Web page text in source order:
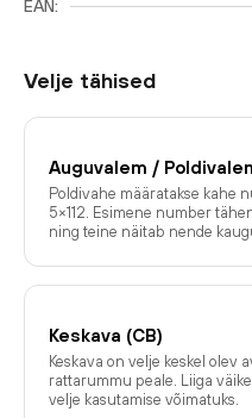
EAN:
Velje tähised
Auguvalem /
Poldivahe määratakse kahe
5×112. Esimene number
ning teine näitab nende
Keskava (CB)
Keskava on velje keskel olev
rattarummu peale. Liiga
velje kasutamise võimatuks.